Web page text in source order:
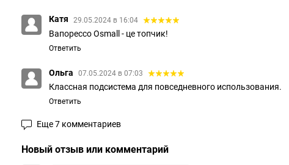
Катя 29.05.2024 в 16:04
Вапорессо Osmall - це топчик!
Ответить
Ольга 07.05.2024 в 07:03
Классная подсистема для повседневного использования.
Ответить
Еще 7 комментариев
Новый отзыв или комментарий